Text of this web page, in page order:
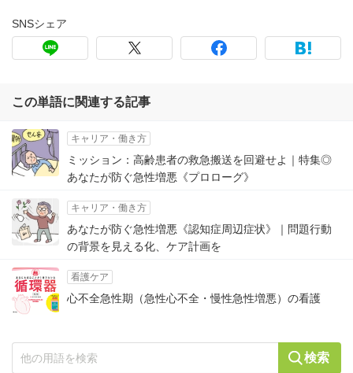
SNSシェア
この単語に関連する記事
キャリア・働き方
ミッション：高齢患者の救急搬送を回避せよ｜特集◎
あなたが防ぐ急性増悪《プロローグ》
キャリア・働き方
あなたが防ぐ急性増悪《認知症周辺症状》｜問題行動
の背景を見える化、ケア計画を
看護ケア
心不全急性期（急性心不全・慢性急性増悪）の看護
検索